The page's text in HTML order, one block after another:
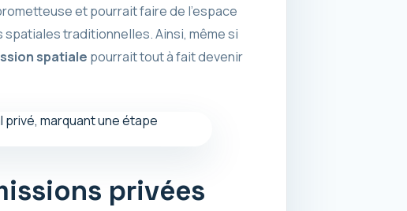
et pourrait faire de l’espace
traditionnelles. Ainsi, même si
spatiale pourrait tout à fait devenir
privées